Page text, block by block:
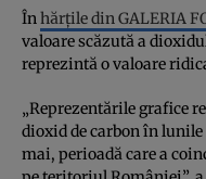
Înhărțile din GALERIA
valoare scăzută a
reprezintă o valoare
„Reprezentările grafice
dioxid de carbon în
mai, perioadă care a